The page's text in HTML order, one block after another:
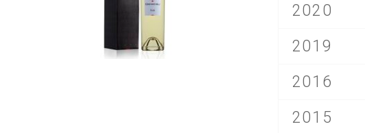
2020
2019
2016
2015